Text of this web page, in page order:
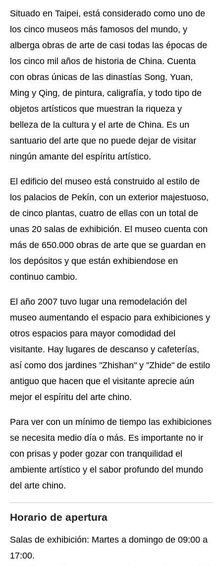
Situado en Taipei, está considerado como uno de
los cinco museos más famosos del mundo, y
alberga obras de arte de casi todas las épocas de
los cinco mil años de historia de China. Cuenta
con obras únicas de las dinastías Song, Yuan,
Ming y Qing, de pintura, caligrafía, y todo tipo de
objetos artísticos que muestran la riqueza y
belleza de la cultura y el arte de China. Es un
santuario del arte que no puede dejar de visitar
ningún amante del espíritu artístico.
El edificio del museo está construido al estilo de
los palacios de Pekín, con un exterior majestuoso,
de cinco plantas, cuatro de ellas con un total de
unas 20 salas de exhibición. El museo cuenta con
más de 650.000 obras de arte que se guardan en
los depósitos y que están exhibiendose en
continuo cambio.
El año 2007 tuvo lugar una remodelación del
museo aumentando el espacio para exhibiciones y
otros espacios para mayor comodidad del
visitante. Hay lugares de descanso y cafeterías,
así como dos jardines "Zhishan" y "Zhide" de estilo
antiguo que hacen que el visitante aprecie aún
mejor el espíritu del arte chino.
Para ver con un mínimo de tiempo las exhibiciones
se necesita medio día o más. Es importante no ir
con prisas y poder gozar con tranquilidad el
ambiente artístico y el sabor profundo del mundo
del arte chino.
Horario de apertura
Salas de exhibición: Martes a domingo de 09:00 a
17:00.